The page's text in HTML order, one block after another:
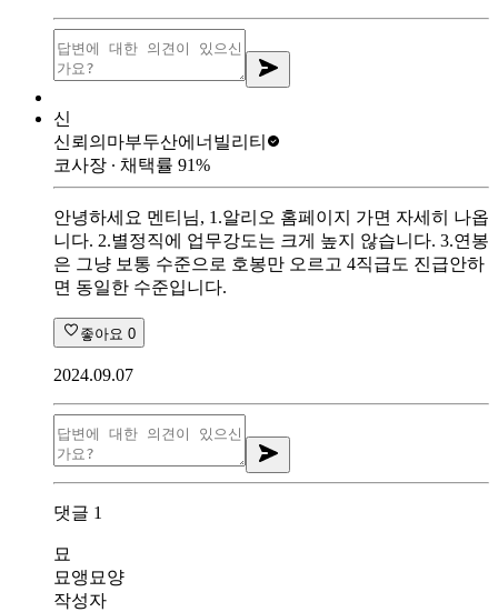
신
신뢰의마부두산에너빌리티
코사장 ∙ 채택률 91%
안녕하세요 멘티님, 1.알리오 홈페이지 가면 자세히 나옵
니다. 2.별정직에 업무강도는 크게 높지 않습니다. 3.연봉
은 그냥 보통 수준으로 호봉만 오르고 4직급도 진급안하
면 동일한 수준입니다.
좋아요 0
2024.09.07
댓글 1
묘
묘앵묘양
작성자